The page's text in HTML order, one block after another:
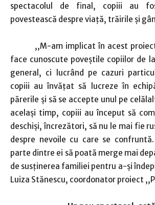
spectacolul de final, copiii au
povestească despre viaţă, trăirile şi
,,M-am implicat în acest proiect
face cunoscute poveştile copiilor de
general, ci lucrând pe cazuri
copiii au învăţat să lucreze în
părerile şi să se accepte unul pe
acelaşi timp, copiii au început să
deschişi, încrezători, să nu le mai fie
despre nevoile cu care se
parte dintre ei să poată merge mai
de susţinerea familiei pentru a-şi
Luiza Stănescu, coordonator proiect